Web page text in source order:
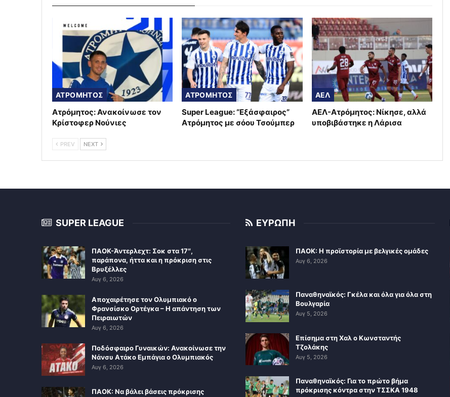
ΑΤΡΟΜΗΤΟΣ
Ατρόμητος: Ανακοίνωσε τον
Κρίστοφερ Νούνιες
ΑΤΡΟΜΗΤΟΣ
Super League: “Εξάσφαιρος”
Ατρόμητος με σόου Τσούμπερ
ΑΕΛ
ΑΕΛ-Ατρόμητος: Νίκησε, αλλά
υποβιβάστηκε η Λάρισα
PREV NEXT
SUPER LEAGUE
ΠΑΟΚ-Άντερλεχτ: Σοκ στα 17″,
παράπονα, ήττα και η πρόκριση στις
Βρυξέλλες
Αυγ 6, 2026
Αποχαιρέτησε τον Ολυμπιακό ο
Φρανσίσκο Ορτέγκα – Η απάντηση των
Πειραιωτών
Αυγ 6, 2026
Ποδόσφαιρο Γυναικών: Ανακοίνωσε την
Νάνσυ Ατάκο Εμπάγια ο Ολυμπιακός
Αυγ 6, 2026
ΠΑΟΚ: Να βάλει βάσεις πρόκρισης
ΕΥΡΩΠΗ
ΠΑΟΚ: Η προϊστορία με βελγικές ομάδες
Αυγ 6, 2026
Παναθηναϊκός: Γκέλα και όλα για όλα στη
Βουλγαρία
Αυγ 5, 2026
Επίσημα στη Χαλ ο Κωνσταντής
Τζολάκης
Αυγ 5, 2026
Παναθηναϊκός: Για το πρώτο βήμα
πρόκρισης κόντρα στην ΤΣΣΚΑ 1948